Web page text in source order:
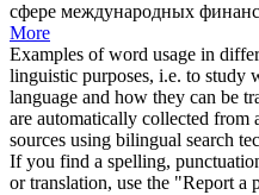
сфере международных
More
Examples of word usage in
linguistic purposes, i.e. to study
language and how they can be
are automatically collected
sources using bilingual search
If you find a spelling,
or translation, use the "Report a